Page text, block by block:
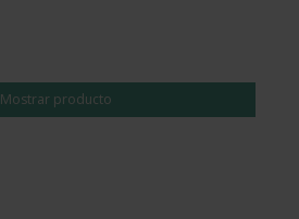
Mostrar producto